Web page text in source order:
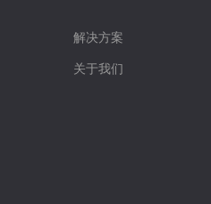
解决方案
关于我们